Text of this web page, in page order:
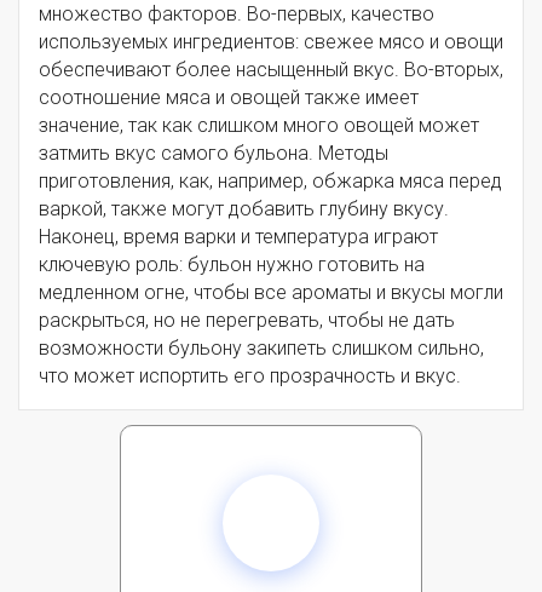
множество факторов. Во-первых, качество
используемых ингредиентов: свежее мясо и овощи
обеспечивают более насыщенный вкус. Во-вторых,
соотношение мяса и овощей также имеет
значение, так как слишком много овощей может
затмить вкус самого бульона. Методы
приготовления, как, например, обжарка мяса перед
варкой, также могут добавить глубину вкусу.
Наконец, время варки и температура играют
ключевую роль: бульон нужно готовить на
медленном огне, чтобы все ароматы и вкусы могли
раскрыться, но не перегревать, чтобы не дать
возможности бульону закипеть слишком сильно,
что может испортить его прозрачность и вкус.